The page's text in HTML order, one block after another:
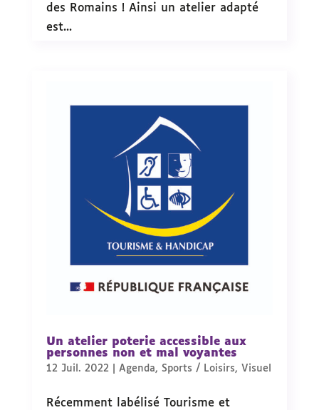
des Romains ! Ainsi un atelier adapté
est...
Un atelier poterie accessible aux
personnes non et mal voyantes
12 Juil. 2022| Agenda, Sports / Loisirs, Visuel
Récemment labélisé Tourisme et